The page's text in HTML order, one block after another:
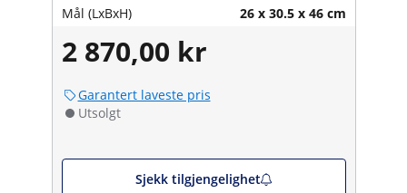
Mål (LxBxH) 26 x 30.5 x 46 cm
2 870,00 kr
Garantert laveste pris
Utsolgt
Sjekk tilgjengelighet